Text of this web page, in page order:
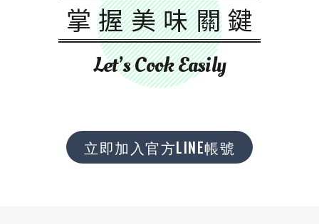
掌握美味關鍵
Let’s Cook Easily
立即加入官方LINE帳號